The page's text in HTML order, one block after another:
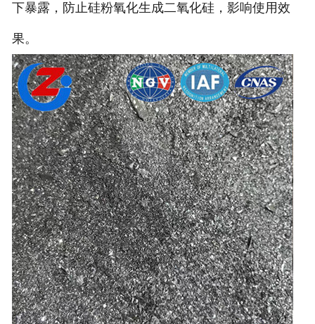
下暴露，防止硅粉氧化生成二氧化硅，影响使用效
果。